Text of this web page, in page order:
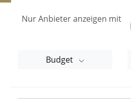
Nur Anbieter anzeigen mit
Budget